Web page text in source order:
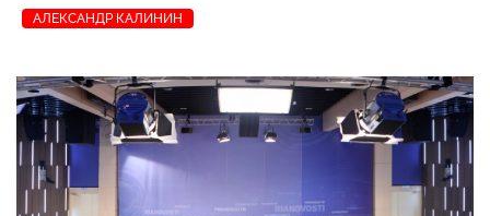
АЛЕКСАНДР КАЛИНИН